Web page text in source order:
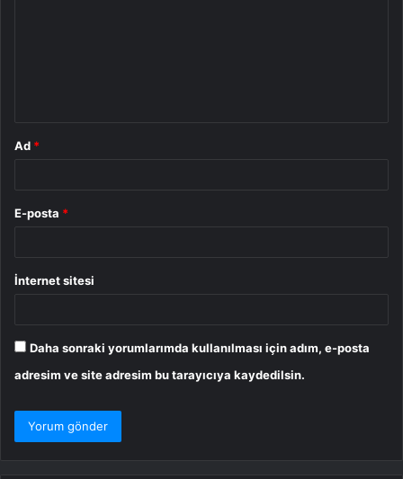
Ad *
E-posta *
İnternet sitesi
Daha sonraki yorumlarımda kullanılması için adım, e-posta
adresim ve site adresim bu tarayıcıya kaydedilsin.